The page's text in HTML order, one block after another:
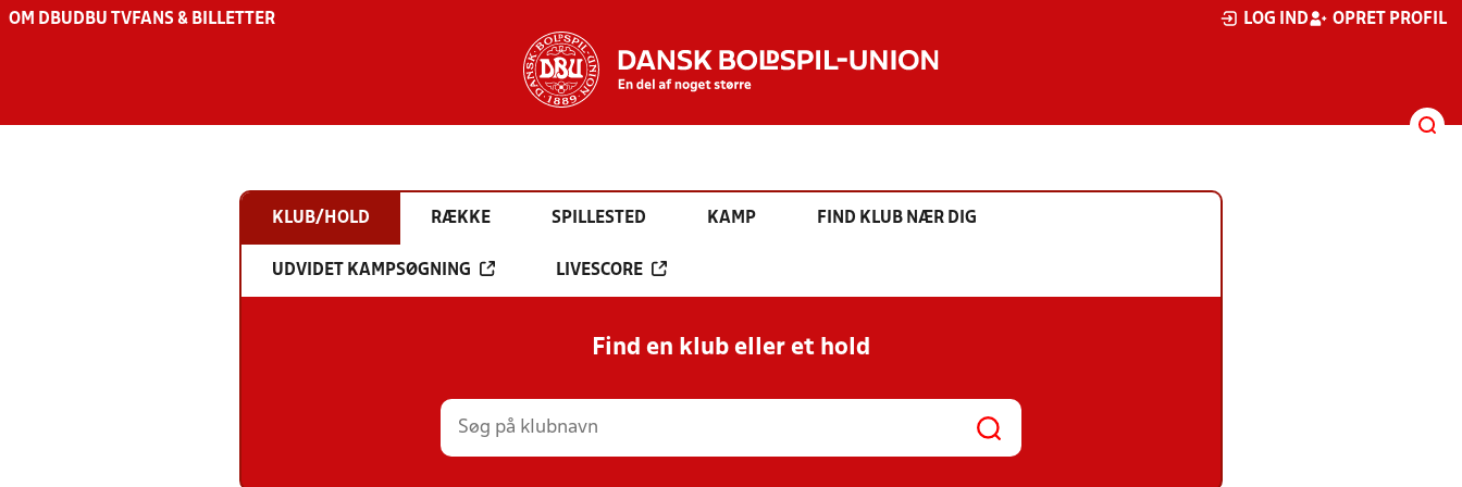
OM DBU DBU TV FANS & BILLETTER LOG IND OPRET PROFIL
KLUB/HOLD RÆKKE SPILLESTED KAMP FIND KLUB NÆR DIG
UDVIDET KAMPSØGNING LIVESCORE
Find en klub eller et hold